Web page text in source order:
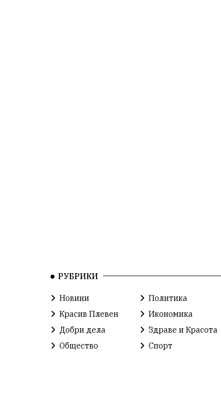
РУБРИКИ
Новини
Политика
Красив Плевен
Икономика
Добри дела
Здраве и Красота
Общество
Спорт